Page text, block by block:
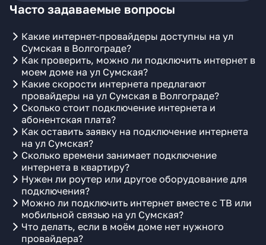
Часто задаваемые вопросы
Какие интернет-провайдеры доступны на ул
Сумская в Волгограде?
Как проверить, можно ли подключить интернет в
моем доме на ул Сумская?
Какие скорости интернета предлагают
провайдеры на ул Сумская в Волгограде?
Сколько стоит подключение интернета и
абонентская плата?
Как оставить заявку на подключение интернета
на ул Сумская?
Сколько времени занимает подключение
интернета в квартиру?
Нужен ли роутер или другое оборудование для
подключения?
Можно ли подключить интернет вместе с ТВ или
мобильной связью на ул Сумская?
Что делать, если в моём доме нет нужного
провайдера?